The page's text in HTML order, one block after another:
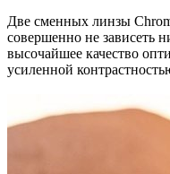
Две сменных линзы
совершенно не зависеть
высочайшее качество
усиленной